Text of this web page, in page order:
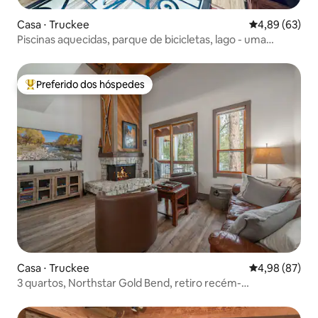
Casa ⋅ Truckee 4,89 de uma
4,89 (63)
Piscinas aquecidas, parque de bicicletas, lago - uma
Entre os melhores preferidos dos hóspedes
Preferido dos hóspedes
Casa ⋅ Truckee 4,98 de uma
4,98 (87)
3 quartos, Northstar Gold Bend, retiro recém-